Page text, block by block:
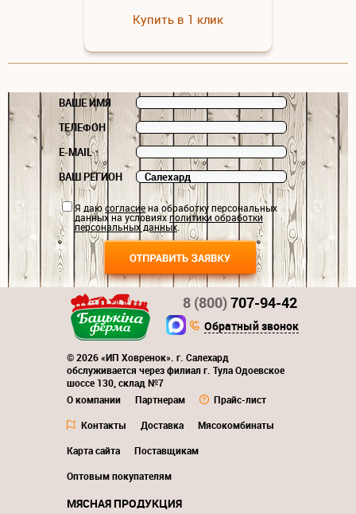
Купить в 1 клик
ВАШЕ ИМЯ
ТЕЛЕФОН
E-MAIL
ВАШ РЕГИОН
Я даюсогласиена обработку персональных
данных на условияхполитики обработки
персональных данных.
© 2026 «ИП Ховренок». г. Салехард
обслуживается через филиал г. Тула Одоевское
шоссе 130, склад №7
О компании
Партнерам
Прайс-лист
Контакты
Доставка
Мясокомбинаты
Карта сайта
Поставщикам
Оптовым покупателям
8 (800)707-94-42
Обратный звонок
МЯСНАЯ ПРОДУКЦИЯ